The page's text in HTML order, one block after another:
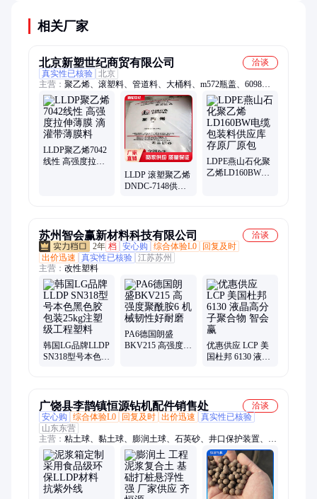
相关厂家
北京新塑世纪商贸有限公司
洽谈
真实性已核验 北京
主营： 聚乙烯、滚塑料、管道料、大桶料、m572瓶盖、6098低
压、水果网套、燃气管道、瓶盖专用料、低压管材料、高压薄膜
料、粉低压膜料、高压涂覆料、熔指注塑料、交联管材料、电缆
包装料、中空吹塑料、电线电缆料、注塑假花料、低压拉丝料、
电缆注塑料、高压发泡料、金属柴油箱、熔指线型料、重包装膜
料LLDP聚乙烯7042
线性 高强度拉伸
LLDP 滚塑聚乙烯
DNDC-7148供应
LDPE燕山石化聚
乙烯LD160BW电
苏州智会赢新材料科技有限公司
洽谈
2年 档 安心购 综合体验L0
回复及时
出价迅速
真实性已核验 江苏苏州
主营： 改性塑料
韩国LG品牌LLDP
SN318型号本色黑
PA6德国朗盛
BKV215 高强度聚
优惠供应 LCP 美
国杜邦 6130 液晶
广饶县李鹊镇恒源钻机配件销售处
洽谈
安心购
综合体验L0 回复及时 出价迅速
真实性已核验
山东东营
主营： 粘土球、黏土球、膨润土球、石英砂、井口保护装置、地
下水监测井、Pvc井管、岩芯箱、监测井井盖、膨润土、水井回
填、监测井标示牌、泥浆泵、泥浆箱、渣土箱、化学泥浆、钢护
筒、灌桩导管、泥浆胶管、金马胶管、钢丝测绳、泥沙分离机、
泥浆三件套、大口径打桩钢护筒、大口径螺旋钢护筒